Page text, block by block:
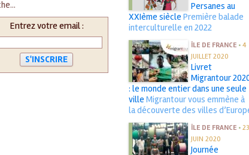
Entrez votre email :
Persanes au
XXIème siècle Première balade
interculturelle en 2022
ÎLE DE FRANCE •4
JUILLET 2020
Livret
Migrantour
: le monde entier dans une seule
ville Migrantour vous emmène à
la découverte des villes
ÎLE DE FRANCE •23
JUIN 2020
Journée